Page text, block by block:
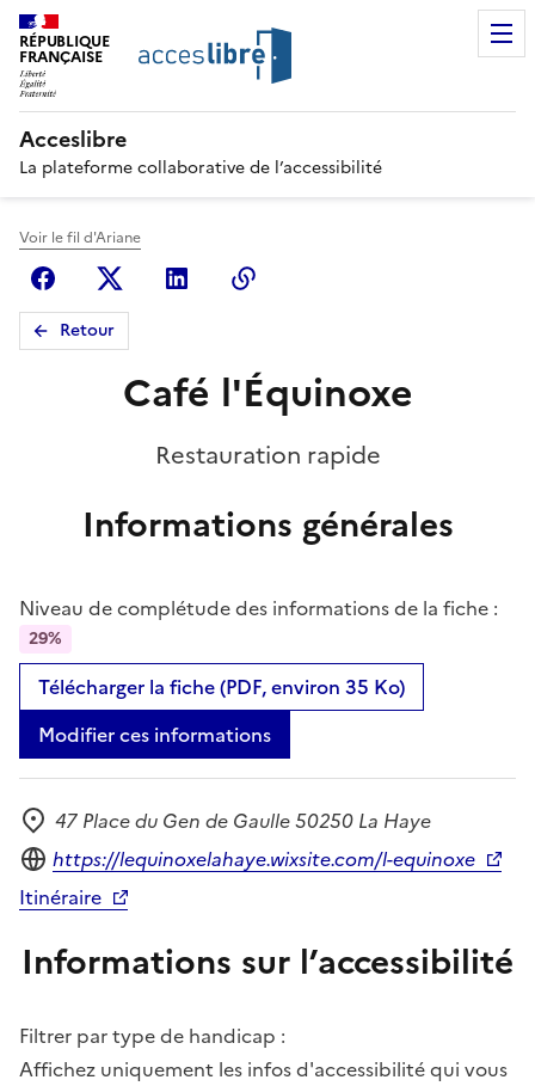
RÉPUBLIQUE
FRANÇAISE
Acceslibre
La plateforme collaborative de l’accessibilité
Voir le fil d'Ariane
FacebookX (anciennement Twitter)
Linkedin
Retour
Café l'Équinoxe
Restauration rapide
Informations générales
Niveau de complétude des informations de la fiche :
29%
Télécharger la fiche (PDF, environ 35 Ko)
Modifier ces informations
Adresse
47 Place du Gen de Gaulle 50250 La Haye
Site internet
https://lequinoxelahaye.wixsite.com/l-equinoxe
Itinéraire
Informations sur l’accessibilité
Filtrer par type de handicap :
Affichez uniquement les infos d'accessibilité qui vous